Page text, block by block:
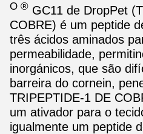
O ® GC11 de DropPet
COBRE) é um peptide
três ácidos aminados
permeabilidade,
inorgánicos, que são
barreira do cornein,
TRIPEPTIDE-1 DE
um ativador para o
igualmente um peptide